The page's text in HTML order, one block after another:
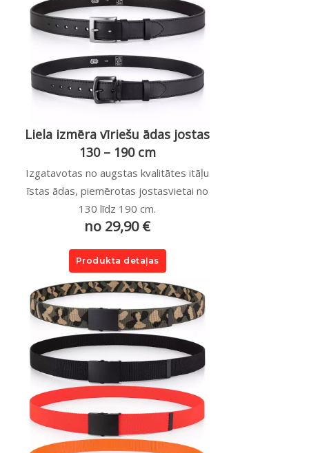
Liela izmēra vīriešu ādas jostas
130 – 190 cm
Izgatavotas no augstas kvalitātes itāļu
īstas ādas, piemērotas jostasvietai no
130 līdz 190 cm.
no 29,90 €
Produkta detaļas